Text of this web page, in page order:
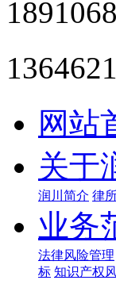
网站
关于
润川简介 律
业务
法律风险管理
标 知识产权